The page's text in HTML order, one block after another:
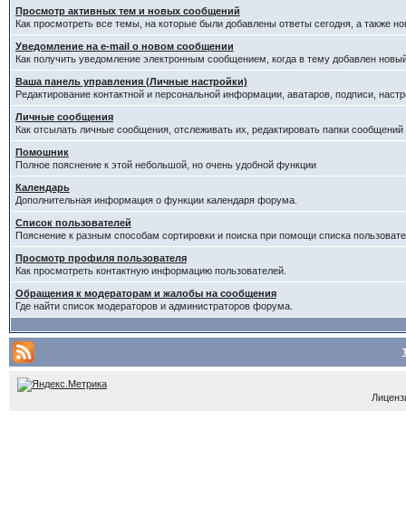
Просмотр активных тем и новых сообщений
Как просмотреть все темы, на которые были добавлены ответы сегодня, а также
Уведомление на е-mail о новом сообщении
Как получить уведомление электронным сообщением, когда в тему добавлен
Ваша панель управления (Личные настройки)
Редактирование контактной и персональной информации, аватаров, подписи,
Личные сообщения
Как отсылать личные сообщения, отслеживать их, редактировать папки
Помошник
Полное пояснение к этой небольшой, но очень удобной функции
Календарь
Дополнительная информация о функции календаря форума.
Список пользователей
Пояснение к разным способам сортировки и поиска при помощи списка
Просмотр профиля пользователя
Как просмотреть контактную информацию пользователей.
Обращения к модераторам и жалобы на сообщения
Где найти список модераторов и администраторов форума.